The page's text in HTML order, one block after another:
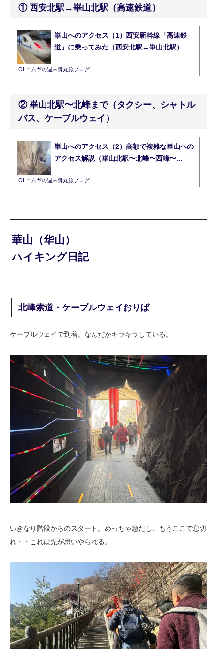
① 西安北駅→崋山北駅（高速鉄道）
崋山へのアクセス（1）西安新幹線「高速鉄
道」に乗ってみた（西安北駅→崋山北駅）
OLコムギの週末弾丸旅ブログ
② 崋山北駅〜北峰まで（タクシー、シャトル
バス、ケーブルウェイ）
崋山へのアクセス（2）高額で複雑な崋山への
アクセス解説（崋山北駅〜北峰〜西峰〜...
OLコムギの週末弾丸旅ブログ
華山（华山）
ハイキング日記
北峰索道・ケーブルウェイおりば
ケーブルウェイで到着。なんだかキラキラしている。
いきなり階段からのスタート。めっちゃ急だし、もうここで息切
れ・・これは先が思いやられる。